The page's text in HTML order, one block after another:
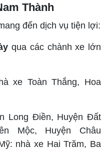
Thành
đến dịch vụ tiện lợi:
qua các chành xe lớn
xe Toàn Thắng, Hoa
Long Điền, Huyện Đất
Mộc, Huyện Châu
nhà xe Hai Trăm, Ba